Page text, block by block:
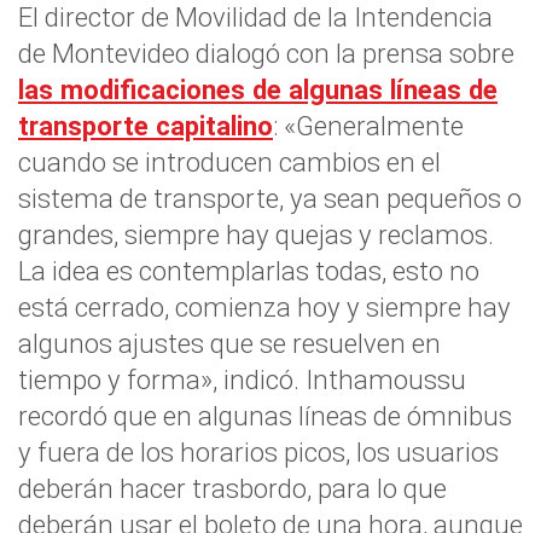
El director de Movilidad de la Intendencia
de Montevideo dialogó con la prensa sobre
las modificaciones de algunas líneas de
transporte capitalino: «Generalmente
cuando se introducen cambios en el
sistema de transporte, ya sean pequeños o
grandes, siempre hay quejas y reclamos.
La idea es contemplarlas todas, esto no
está cerrado, comienza hoy y siempre hay
algunos ajustes que se resuelven en
tiempo y forma», indicó. Inthamoussu
recordó que en algunas líneas de ómnibus
y fuera de los horarios picos, los usuarios
deberán hacer trasbordo, para lo que
deberán usar el boleto de una hora, aunque